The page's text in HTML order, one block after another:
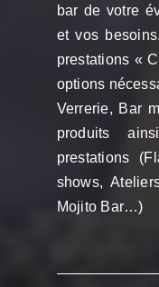
bar de votre
et vos
prestations «
options
Verrerie, Bar
produits
prestations
shows,
Mojito Bar…)